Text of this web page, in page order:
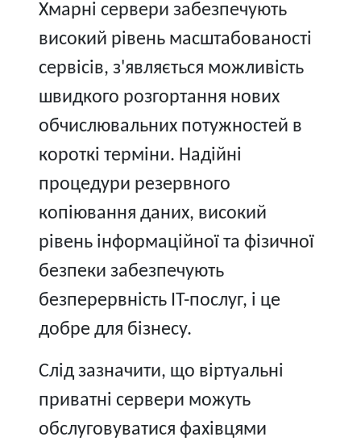
Хмарні сервери забезпечують
високий рівень масштабованості
сервісів, з'являється можливість
швидкого розгортання нових
обчислювальних потужностей в
короткі терміни. Надійні
процедури резервного
копіювання даних, високий
рівень інформаційної та фізичної
безпеки забезпечують
безперервність IT-послуг, і це
добре для бізнесу.
Слід зазначити, що віртуальні
приватні сервери можуть
обслуговуватися фахівцями